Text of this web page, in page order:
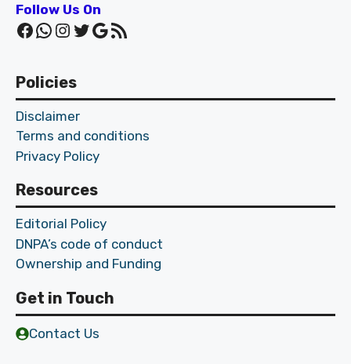
Follow Us On
Facebook WhatsApp Instagram Twitter Google RSS Feed
Policies
Disclaimer
Terms and conditions
Privacy Policy
Resources
Editorial Policy
DNPA’s code of conduct
Ownership and Funding
Get in Touch
Contact Us